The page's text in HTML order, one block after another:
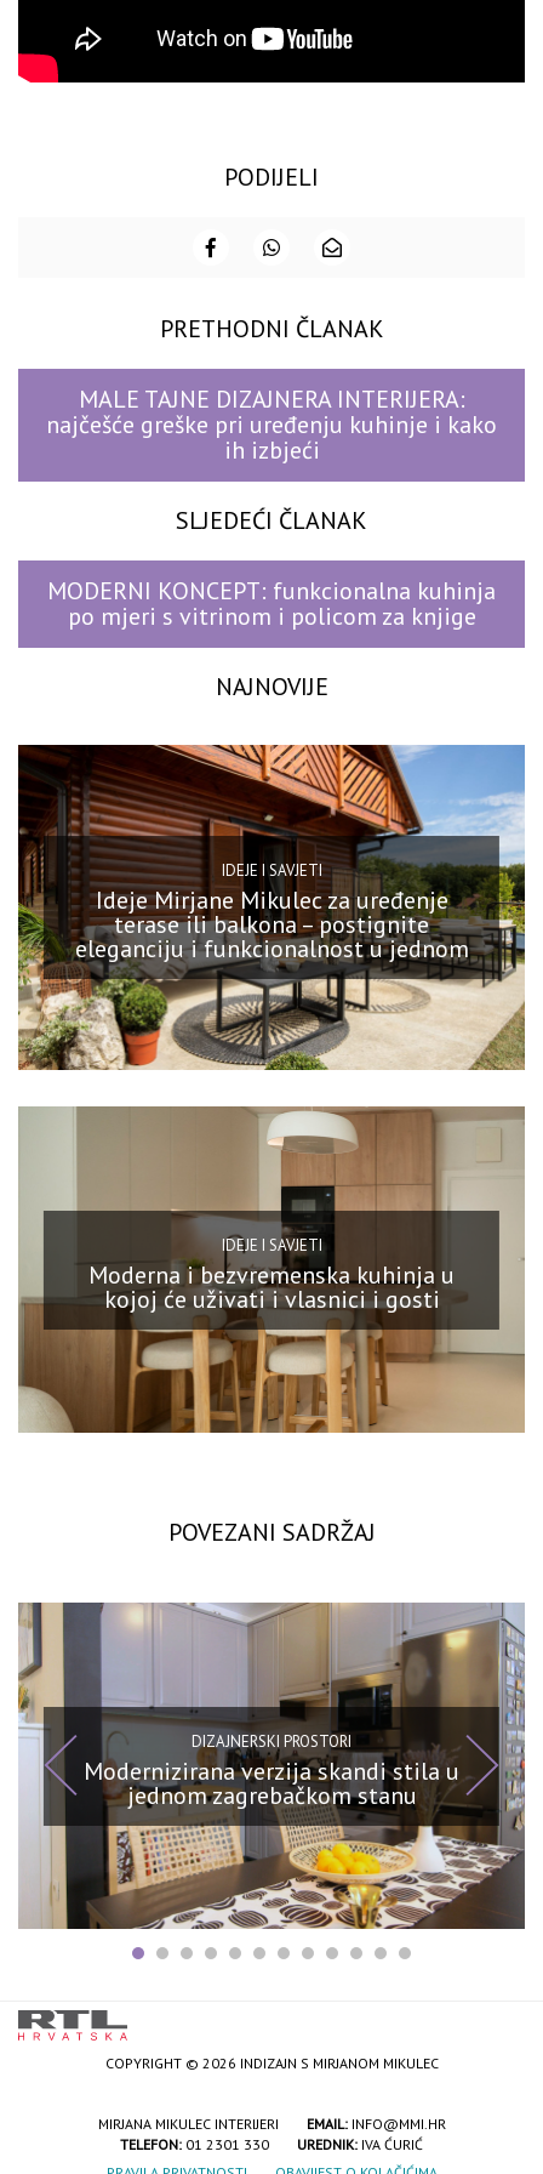
PODIJELI
PRETHODNI ČLANAK
MALE TAJNE DIZAJNERA INTERIJERA:
najčešće greške pri uređenju kuhinje i kako
ih izbjeći
SLJEDEĆI ČLANAK
MODERNI KONCEPT: funkcionalna kuhinja
po mjeri s vitrinom i policom za knjige
NAJNOVIJE
IDEJE I SAVJETI
Ideje Mirjane Mikulec za uređenje
terase ili balkona – postignite
eleganciju i funkcionalnost u jednom
IDEJE I SAVJETI
Moderna i bezvremenska kuhinja u
kojoj će uživati i vlasnici i gosti
POVEZANI SADRŽAJ
DIZAJNERSKI PROSTORI
Modernizirana verzija skandi stila u
jednom zagrebačkom stanu
COPYRIGHT © 2026 INDIZAJN S MIRJANOM MIKULEC
MIRJANA MIKULEC INTERIJERI EMAIL: INFO@MMI.HR
TELEFON: 01 2301 330 UREDNIK: IVA ĆURIĆ